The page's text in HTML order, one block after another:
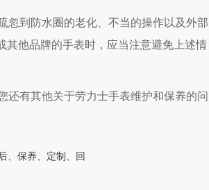
到防水圈的老化、不当的操作以及外部
其他品牌的手表时，应当注意避免上述情
还有其他关于劳力士手表维护和保养的问